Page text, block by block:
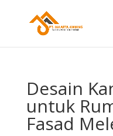
Desain
untuk
Fasad